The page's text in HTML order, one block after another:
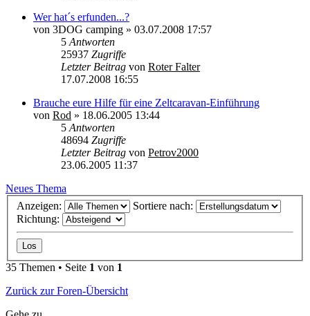
Wer hat´s erfunden...?
von 3DOG camping » 03.07.2008 17:57
5 Antworten
25937 Zugriffe
Letzter Beitrag von Roter Falter
17.07.2008 16:55
Brauche eure Hilfe für eine Zeltcaravan-Einführung
von Rod » 18.06.2005 13:44
5 Antworten
48694 Zugriffe
Letzter Beitrag von Petrov2000
23.06.2005 11:37
Neues Thema
Anzeigen:
Sortiere nach:
Richtung:
35 Themen • Seite 1 von 1
Zurück zur Foren-Übersicht